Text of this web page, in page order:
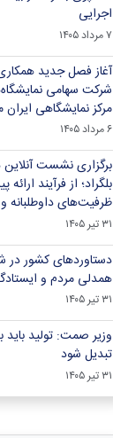
اجرایی
۷ مرداد ۱۴۰۵
آغاز فصل جدید
شرکت سهامی
مرکز نمایشگاهی ایران‌
۶ مرداد ۱۴۰۵
بلگراد؛ از فرآیند
ظرفیت‌های
۳۱ تیر ۱۴۰۵
دستاوردهای کشور در
همدلی مردم و
۳۱ تیر ۱۴۰۵
وزیر صمت: تولید
تبدیل شود
۳۱ تیر ۱۴۰۵